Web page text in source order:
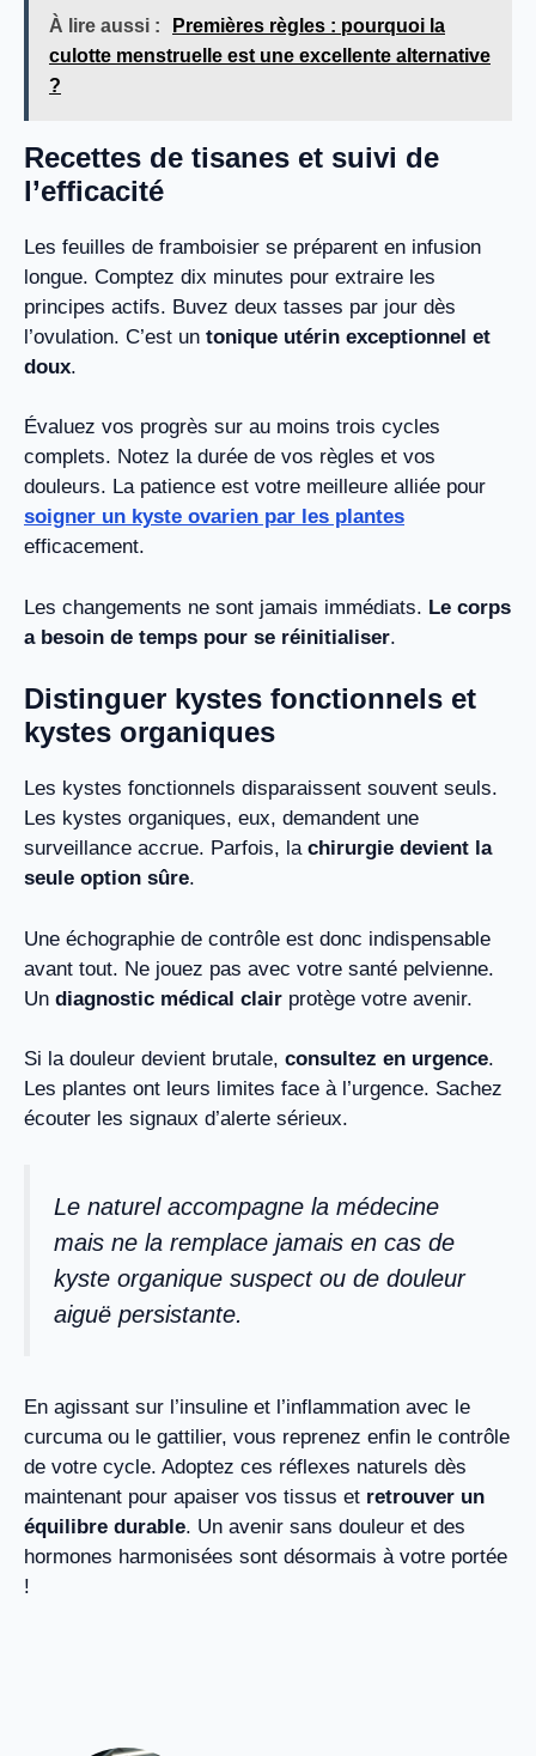
À lire aussi :
Premières règles : pourquoi la
culotte menstruelle est une excellente alternative
?
Recettes de tisanes et suivi de
l’efficacité
Les feuilles de framboisier se préparent en infusion
longue. Comptez dix minutes pour extraire les
principes actifs. Buvez deux tasses par jour dès
l’ovulation. C’est un tonique utérin exceptionnel et
doux.
Évaluez vos progrès sur au moins trois cycles
complets. Notez la durée de vos règles et vos
douleurs. La patience est votre meilleure alliée pour
soigner un kyste ovarien par les plantes
efficacement.
Les changements ne sont jamais immédiats. Le corps
a besoin de temps pour se réinitialiser.
Distinguer kystes fonctionnels et
kystes organiques
Les kystes fonctionnels disparaissent souvent seuls.
Les kystes organiques, eux, demandent une
surveillance accrue. Parfois, la chirurgie devient la
seule option sûre.
Une échographie de contrôle est donc indispensable
avant tout. Ne jouez pas avec votre santé pelvienne.
Un diagnostic médical clair protège votre avenir.
Si la douleur devient brutale, consultez en urgence.
Les plantes ont leurs limites face à l’urgence. Sachez
écouter les signaux d’alerte sérieux.
Le naturel accompagne la médecine
mais ne la remplace jamais en cas de
kyste organique suspect ou de douleur
aiguë persistante.
En agissant sur l’insuline et l’inflammation avec le
curcuma ou le gattilier, vous reprenez enfin le contrôle
de votre cycle. Adoptez ces réflexes naturels dès
maintenant pour apaiser vos tissus et retrouver un
équilibre durable. Un avenir sans douleur et des
hormones harmonisées sont désormais à votre portée
!